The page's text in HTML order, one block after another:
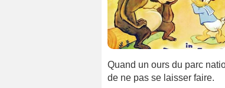
Quand un ours du parc
de ne pas se laisser faire.